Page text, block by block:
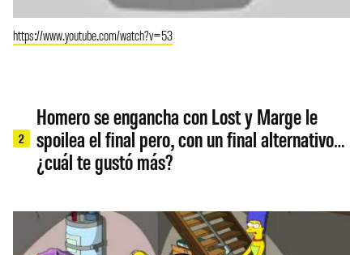
https://www.youtube.com/watch?v=53
2
Homero se engancha con Lost y Marge le
spoilea el final pero, con un final alternativo…
¿cuál te gustó más?